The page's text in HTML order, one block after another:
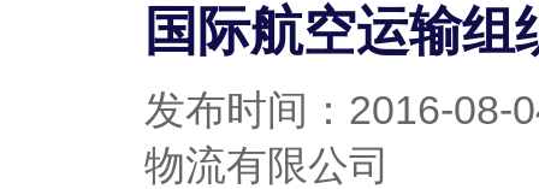
国际航空运输组
发布时间：2016-
物流有限公司